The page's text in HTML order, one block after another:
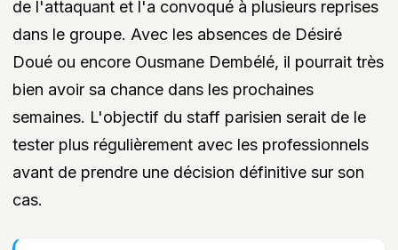
de l'attaquant et l'a convoqué à plusieurs reprises
dans le groupe. Avec les absences de Désiré
Doué ou encore Ousmane Dembélé, il pourrait très
bien avoir sa chance dans les prochaines
semaines. L'objectif du staff parisien serait de le
tester plus régulièrement avec les professionnels
avant de prendre une décision définitive sur son
cas.